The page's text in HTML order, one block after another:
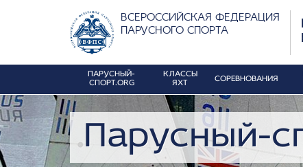
ВСЕРОССИЙСКАЯ ФЕДЕРАЦИЯ
ПАРУСНОГО СПОРТА
ПАРУСНЫЙ-
СПОРТ.ORG
КЛАССЫ
ЯХТ
СОРЕВНОВАНИЯ
Парусный-